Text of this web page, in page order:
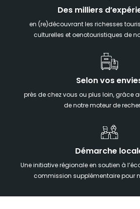
Des milliers
en (re)découvrant les richesses
culturelles et oenotouristiques de
Selon vos
près de chez vous ou plus loin, grâce
de notre moteur de
Démarche
Une initiative régionale en soutien à
commission supplémentaire pour